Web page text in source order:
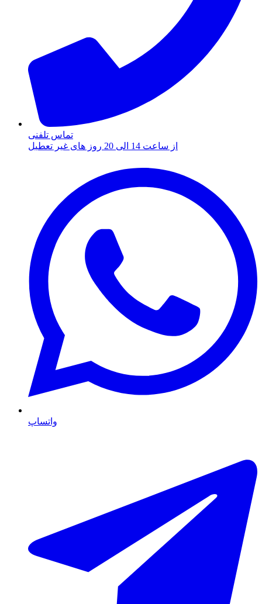
تماس تلفنی
از ساعت 14 الی 20 روز های غیر تعطیل
واتساپ